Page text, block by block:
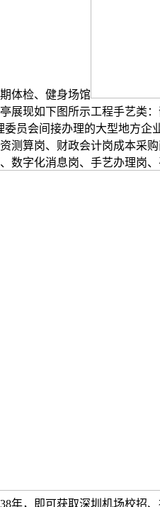
体检、健身场馆
展现如下图所示工程手艺类
委员会间接办理的大型地方
测算岗、财政会计岗成本采
数字化消息岗、手艺办理岗
年，即可获取深圳机场校招